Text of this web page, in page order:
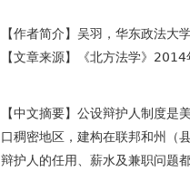
【作者简介】 吴羽，华东政法大
【文章来源】《北方法学》
【中文摘要】公设辩护人制度
口稠密地区，建构在联邦和州（
辩护人的任用、薪水及兼职问题